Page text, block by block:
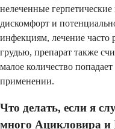
нелеченные
дискомфорт и
инфекциям, лечение часто
грудью, препарат также
малое количество
применении.
Что делать, если я
много Ацикловира и